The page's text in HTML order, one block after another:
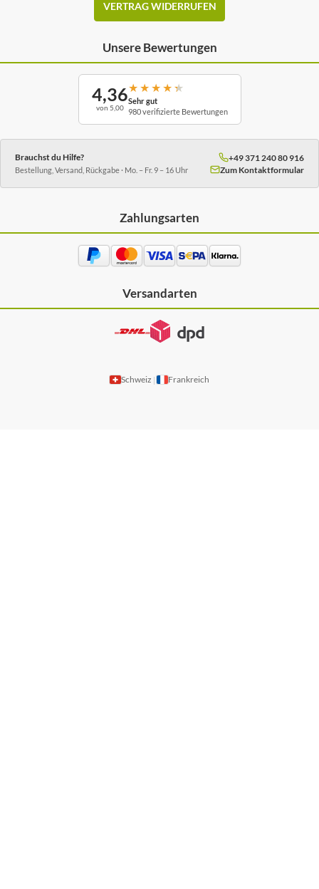
VERTRAG WIDERRUFEN
Unsere Bewertungen
4,36
von 5,00
★ ★ ★ ★ ★
Sehr gut
980 verifizierte Bewertungen
Brauchst du Hilfe?
Bestellung, Versand, Rückgabe · Mo. – Fr. 9 – 16 Uhr
+49 371 240 80 916
Zum Kontaktformular
Zahlungsarten
Versandarten
Schweiz | Frankreich